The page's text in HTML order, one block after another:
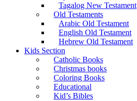
Tagalog New Testament
Old Testaments
Arabic Old Testament
English Old Testament
Hebrew Old Testament
Kids Section
Catholic Books
Christmas books
Coloring Books
Educational
Kid’s Bibles